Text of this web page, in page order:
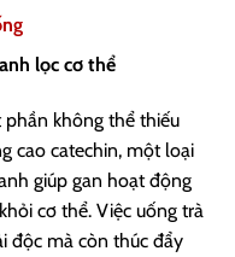
lọc cơ thể
không thể thiếu
cao catechin, một loại
giúp gan hoạt động
cơ thể. Việc uống trà
độc mà còn thúc đẩy